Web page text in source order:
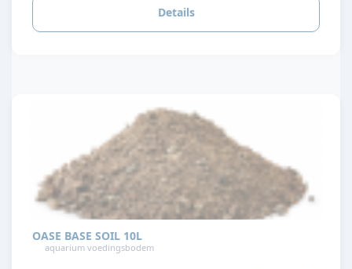
Details
OASE BASE SOIL 10L
aquarium voedingsbodem